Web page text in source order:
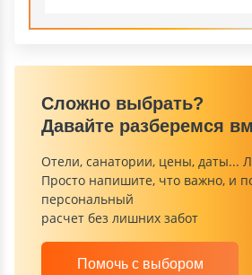
Сложно выбрать?
Давайте разберемся
Отели, санатории, цены, даты...
Просто напишите, что важно, и
персональный
расчет без лишних забот
Помочь с выбором